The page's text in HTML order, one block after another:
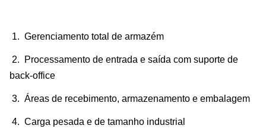
1. Gerenciamento total de armazém
2. Processamento de entrada e saída com suporte de
back-office
3. Áreas de recebimento, armazenamento e embalagem
4. Carga pesada e de tamanho industrial